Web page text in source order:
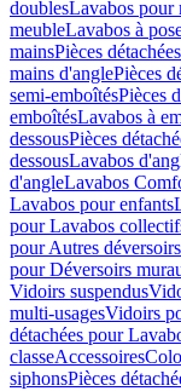
doublesLavabos pour
meubleLavabos à
mainsPièces
mains d'anglePièces
semi-emboîtésPièces
emboîtésLavabos à
dessousPièces
dessousLavabos
d'angleLavabos
Lavabos pour enfants
pour Lavabos
pour Autres
pour Déversoirs
Vidoirs suspendus
multi-usagesVidoirs
détachées pour
classeAccessoires
siphonsPièces